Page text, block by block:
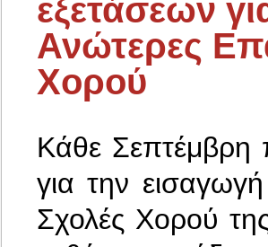
εξετάσεων
Ανώτερες
Χορού
Κάθε Σεπτέμβρη
για την
Σχολές Χορού